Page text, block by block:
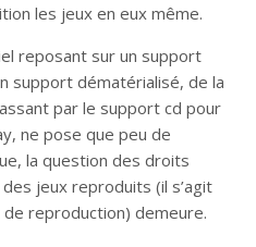
les jeux en eux même.
reposant sur un support
support dématérialisé, de la
par le support cd pour
ne pose que peu de
la question des droits
jeux reproduits (il s’agit
reproduction) demeure.